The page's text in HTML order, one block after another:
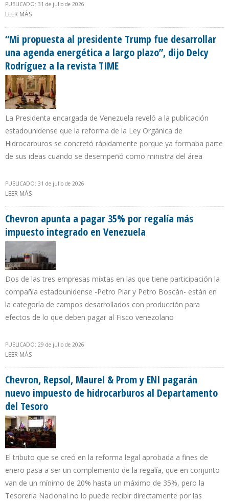
PUBLICADO: 31 de julio de 2026
LEER MÁS
“Mi propuesta al presidente Trump fue desarrollar
una agenda energética a largo plazo”, dijo Delcy
Rodríguez a la revista TIME
La Presidenta encargada de Venezuela reveló a la publicación
estadounidense que la reforma de la Ley Orgánica de
Hidrocarburos se concretó rápidamente porque ya formaba parte
de sus ideas cuando se desempeñó como ministra del área
PUBLICADO: 31 de julio de 2026
LEER MÁS
RODRÍGUEZ A LA REVISTA TIME
Chevron apunta a pagar 35% por regalía más
impuesto integrado en Venezuela
Dos de las tres empresas mixtas en las que tiene participación la
compañía estadounidense -Petro Piar y Petro Boscán- están en
la categoría de campos desarrollados con producción para
efectos de lo que deben pagar al Fisco venezolano
PUBLICADO: 29 de julio de 2026
LEER MÁS
Chevron, Repsol, Maurel & Prom y ENI pagarán
nuevo impuesto de hidrocarburos al Departamento
del Tesoro
El tributo que se creó en la reforma legal aprobada a fines de
enero pasa a ser un complemento de la regalía, que en conjunto
van de un mínimo de 20% hasta un máximo de 35%, pero la
Tesorería Nacional no lo puede recibir directamente por las